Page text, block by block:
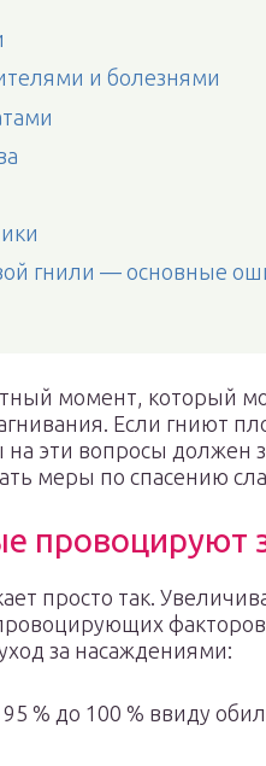
и болезнями
гнили — основные
момент, который
Если гниют
эти вопросы должен
меры по спасению
провоцируют
просто так.
за насаждениями:
95 % до 100 % ввиду